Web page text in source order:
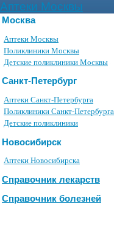
Аптеки Москвы
Москва
Аптеки Москвы
Поликлиники Москвы
Детские поликлиники Москвы
Санкт-Петербург
Аптеки Санкт-Петербурга
Поликлиники Санкт-Петербурга
Детские поликлиники
Новосибирск
Аптеки Новосибирска
Справочник лекарств
Справочник болезней